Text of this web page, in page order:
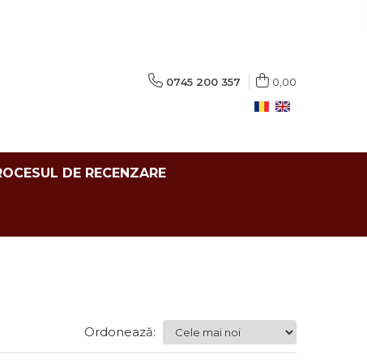
0745 200 357 0,00
DE RECENZARE
Ordonează: